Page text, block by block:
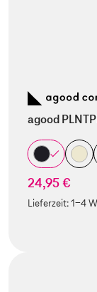
agood
24,95 €
Lieferzeit:1-4